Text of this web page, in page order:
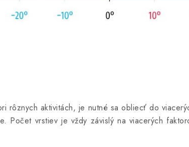
rôznych aktivitách, je nutné sa obliecť do
Počet vrstiev je vždy závislý na viacerých